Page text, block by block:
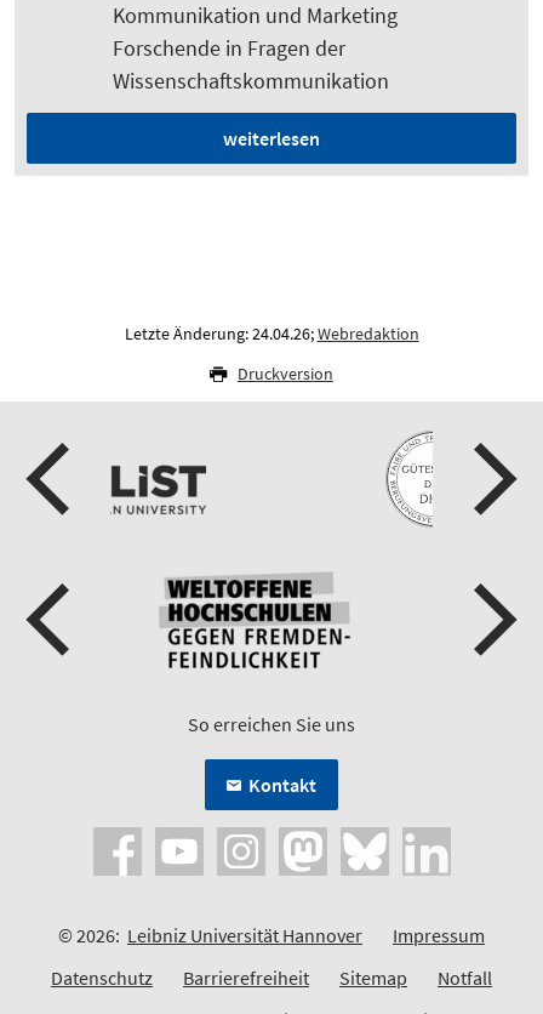
Kommunikation und Marketing
Forschende in Fragen der
Wissenschaftskommunikation
weiterlesen
Letzte Änderung: 24.04.26;Webredaktion
Druckversion
So erreichen Sie uns
Kontakt
© 2026: Leibniz Universität Hannover
Impressum
Datenschutz
Barrierefreiheit Sitemap
Notfall